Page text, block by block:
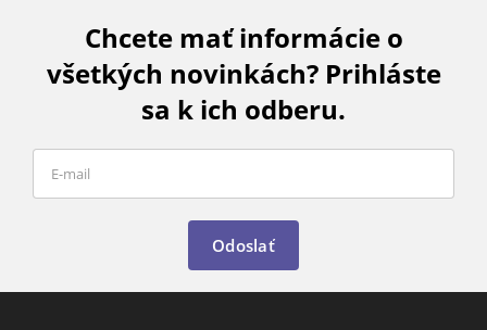
Chcete mať informácie o
všetkých novinkách? Prihláste
sa k ich odberu.
Odoslať